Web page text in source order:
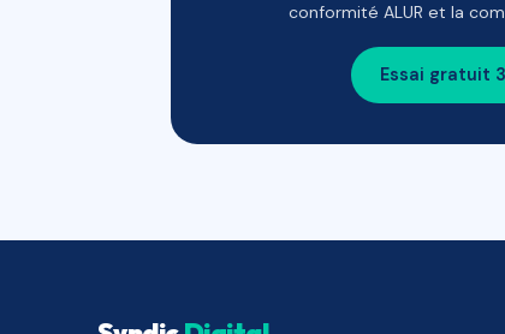
conformité ALUR et la
Essai gratuit